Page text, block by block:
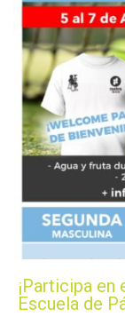
¡Participa en
Escuela de